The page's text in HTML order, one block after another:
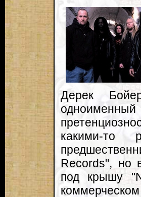
Дерек
какими-то
Records", но
под крышу